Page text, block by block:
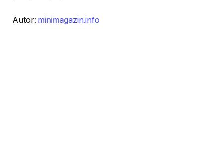
Autor: minimagazin.info